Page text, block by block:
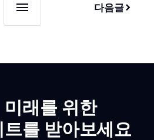
다음글
미래를 위한
를 받아보세요